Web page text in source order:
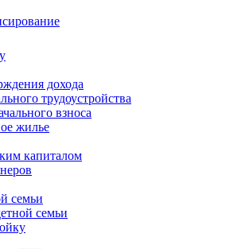
дохода
трудоустройства
взноса
жилье
капиталом
семьи
семьи